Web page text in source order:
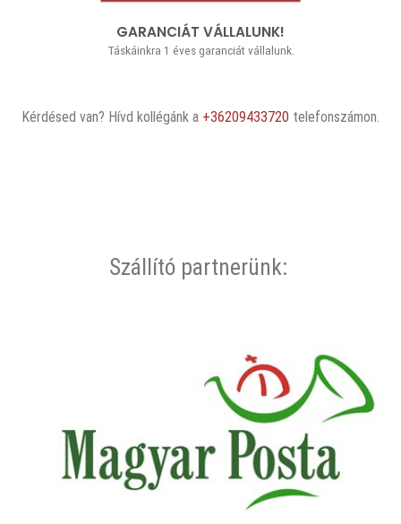
GARANCIÁT VÁLLALUNK!
Táskáinkra 1 éves garanciát vállalunk.
Kérdésed van? Hívd kollégánk a +36209433720 telefonszámon.
Szállító partnerünk: